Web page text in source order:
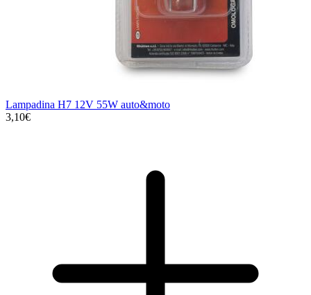
Lampadina H7 12V 55W auto&moto
3,10€